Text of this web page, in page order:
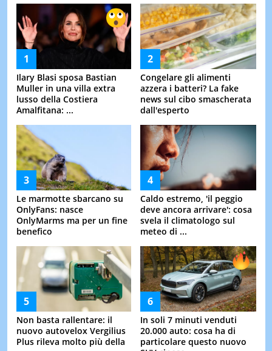
Ilary Blasi sposa Bastian
Muller in una villa extra
lusso della Costiera
Amalfitana: ...
Congelare gli alimenti
azzera i batteri? La fake
news sul cibo smascherata
dall'esperto
Le marmotte sbarcano su
OnlyFans: nasce
OnlyMarms ma per un fine
benefico
Caldo estremo, 'il peggio
deve ancora arrivare': cosa
svela il climatologo sul
meteo di ...
Non basta rallentare: il
nuovo autovelox Vergilius
Plus rileva molto più della
In soli 7 minuti venduti
20.000 auto: cosa ha di
particolare questo nuovo